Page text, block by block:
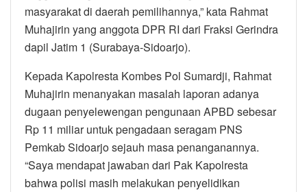
masyarakat di daerah pemilihannya,” kata Rahmat
Muhajirin yang anggota DPR RI dari Fraksi Gerindra
dapil Jatim 1 (Surabaya-Sidoarjo).
Kepada Kapolresta Kombes Pol Sumardji, Rahmat
Muhajirin menanyakan masalah laporan adanya
dugaan penyelewengan pengunaan APBD sebesar
Rp 11 miliar untuk pengadaan seragam PNS
Pemkab Sidoarjo sejauh masa penanganannya.
“Saya mendapat jawaban dari Pak Kapolresta
bahwa polisi masih melakukan penyelidikan